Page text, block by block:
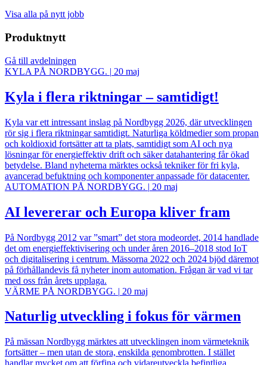
Visa alla på nytt jobb
Produktnytt
Gå till avdelningen
KYLA PÅ NORDBYGG. | 20 maj
Kyla i flera riktningar – samtidigt!
Kyla var ett intressant inslag på Nordbygg 2026, där utvecklingen
rör sig i flera riktningar samtidigt. Naturliga köldmedier som propan
och koldioxid fortsätter att ta plats, samtidigt som AI och nya
lösningar för energieffektiv drift och säker datahantering får ökad
betydelse. Bland nyheterna märktes också tekniker för fri kyla,
avancerad befuktning och komponenter anpassade för datacenter.
AUTOMATION PÅ NORDBYGG. | 20 maj
AI levererar och Europa kliver fram
På Nordbygg 2012 var ”smart” det stora modeordet, 2014 handlade
det om energieffektivisering och under åren 2016–2018 stod IoT
och digitalisering i centrum. Mässorna 2022 och 2024 bjöd däremot
på förhållandevis få nyheter inom automation. Frågan är vad vi tar
med oss från årets upplaga.
VÄRME PÅ NORDBYGG. | 20 maj
Naturlig utveckling i fokus för värmen
På mässan Nordbygg märktes att utvecklingen inom värmeteknik
fortsätter – men utan de stora, enskilda genombrotten. I stället